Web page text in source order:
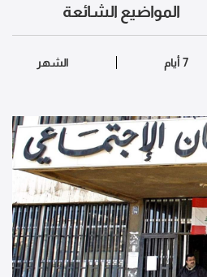
المواضيع الشائعة